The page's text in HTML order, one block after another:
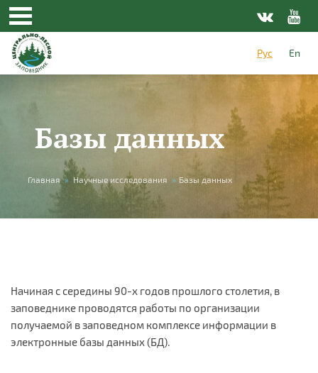
Перейти к основному содержанию
Рус
En
Базы данных
Вы здесь
Главная » Научные исследования » Базы данных
Начиная с середины 90-х годов прошлого столетия, в
заповеднике проводятся работы по организации
получаемой в заповедном комплексе информации в
электронные базы данных (БД).